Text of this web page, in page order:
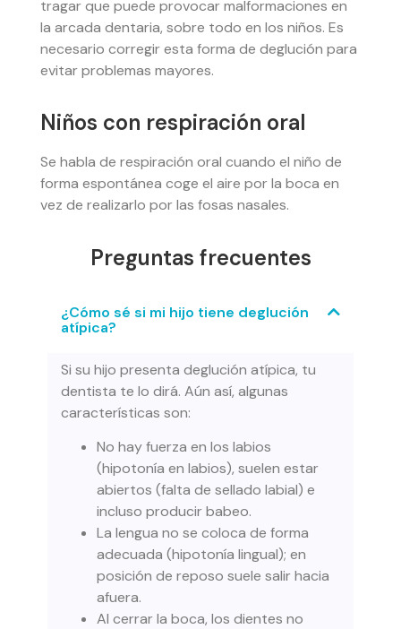
tragar que puede provocar malformaciones en
la arcada dentaria, sobre todo en los niños. Es
necesario corregir esta forma de deglución para
evitar problemas mayores.
Niños con respiración oral
Se habla de respiración oral cuando el niño de
forma espontánea coge el aire por la boca en
vez de realizarlo por las fosas nasales.
Preguntas frecuentes
¿Cómo sé si mi hijo tiene deglución
atípica?
Si su hijo presenta deglución atípica, tu
dentista te lo dirá. Aún así, algunas
características son:
No hay fuerza en los labios
(hipotonía en labios), suelen estar
abiertos (falta de sellado labial) e
incluso producir babeo.
La lengua no se coloca de forma
adecuada (hipotonía lingual); en
posición de reposo suele salir hacia
afuera.
Al cerrar la boca, los dientes no